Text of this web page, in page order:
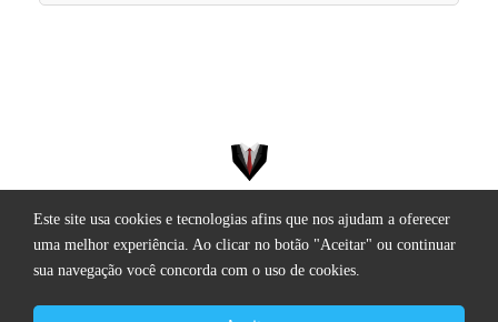
Este site usa cookies e tecnologias afins que nos ajudam a oferecer
uma melhor experiência. Ao clicar no botão "Aceitar" ou continuar
sua navegação você concorda com o uso de cookies.
Todos os direitos reservados.